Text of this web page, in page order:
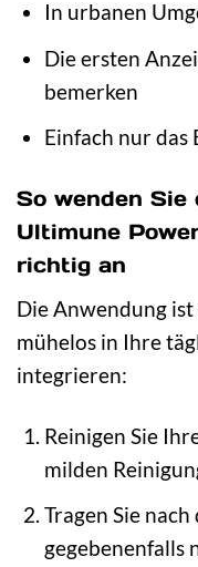
In urbanen
Die ersten
bemerken
Einfach nur
So wenden Sie
Ultimune
richtig an
Die Anwendung
mühelos in Ihre
integrieren:
Reinigen Sie
milden
Tragen Sie
gegebenenfalls